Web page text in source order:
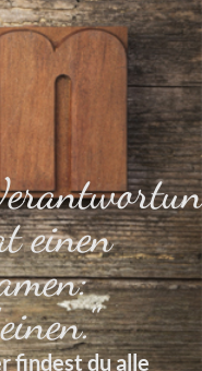
einen
findest du alle